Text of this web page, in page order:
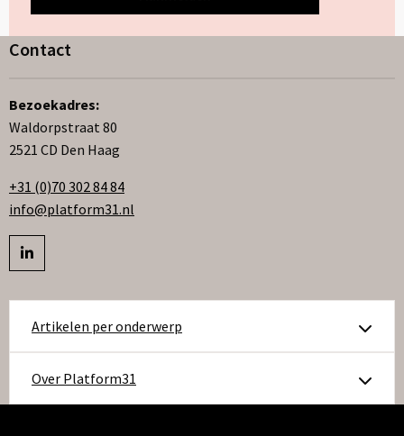
Artikelen per onderwerp
Over Platform31
Contact
Bezoekadres:
Waldorpstraat 80
2521 CD Den Haag
+31 (0)70 302 84 84
info@platform31.nl
Bezoek
op
linkedIn